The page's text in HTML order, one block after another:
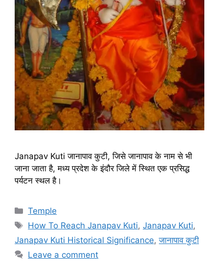
Janapav Kuti जानापाव कुटी, जिसे जानापाव के नाम से भी
जाना जाता है, मध्य प्रदेश के इंदौर जिले में स्थित एक प्रसिद्ध
पर्यटन स्थल है।
Categories
Temple
Tags
How To Reach Janapav Kuti,Janapav Kuti,
Janapav Kuti Historical Significance,जानापाव कुटी
Leave a comment